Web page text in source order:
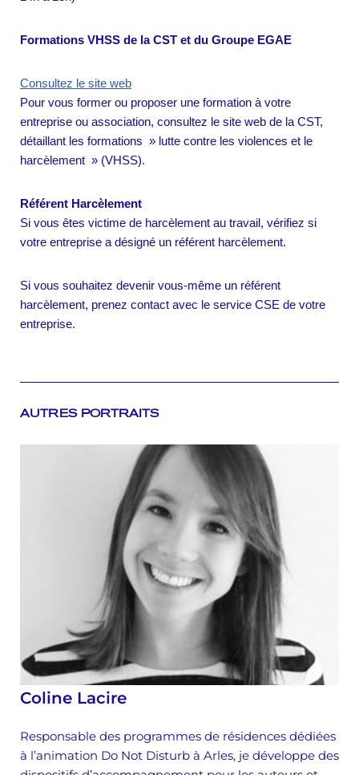
Formations VHSS de la CST et du Groupe EGAE
Consultez le site web
Pour vous former ou proposer une formation à votre
entreprise ou association, consultez le site web de la CST,
détaillant les formations » lutte contre les violences et le
harcèlement » (VHSS).
Référent Harcèlement
Si vous êtes victime de harcèlement au travail, vérifiez si
votre entreprise a désigné un référent harcèlement.
Si vous souhaitez devenir vous-même un référent
harcèlement, prenez contact avec le service CSE de votre
entreprise.
AUTRES PORTRAITS
Coline Lacire
Responsable des programmes de résidences dédiées
à l’animation Do Not Disturb à Arles, je développe des